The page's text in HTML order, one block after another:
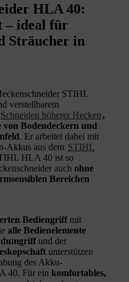
HLA 40:
– ideal für
Sträucher in
STIHL
verstellbarem
Schneiden höherer Hecken ,
von Bodendeckern und
. Er arbeitet dabei mit
Akkus aus dem STIHL
HLA 40 ist so
auch ohne
Bereichen
Bediengriffmit
alle Bedienelemente
und der
unterstützen
des Akku-
40. Für ein komfortables,